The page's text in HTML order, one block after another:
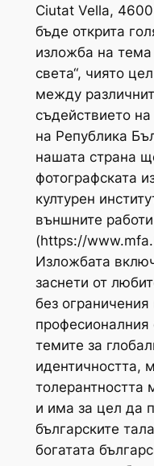
Ciutat Vella,
бъде открита
изложба на
света“, чиято
между
съдействието
на Република
нашата страна
фотографската
културен
външните работи
(https://
Изложбата
заснети от
без
професионалния
темите за
идентичността,
толерантността
и има за цел да
българските
богатата